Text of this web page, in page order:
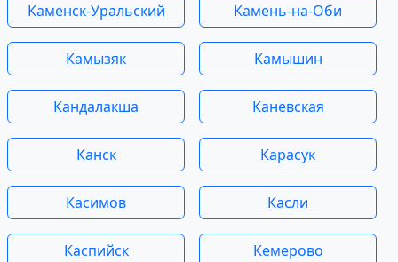
Каменск-Уральский Камень-на-Оби
Камызяк Камышин
Кандалакша Каневская
Канск Карасук
Касимов Касли
Каспийск Кемерово